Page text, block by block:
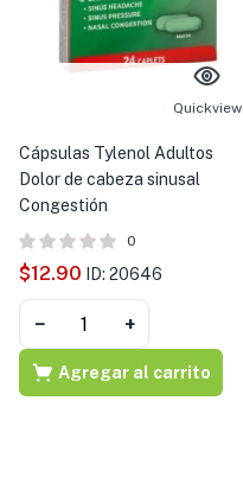
Populares )
Quickview
Cápsulas Tylenol Adultos
Dolor de cabeza sinusal
Congestión
0
$12.90 ID: 20646
− +
Agregar al carrito